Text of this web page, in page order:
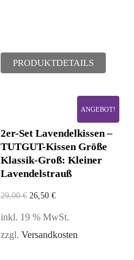
PRODUKTDETAILS
ANGEBOT!
2er-Set Lavendelkissen –
TUTGUT-Kissen Größe
Klassik-Groß: Kleiner
Lavendelstrauß
29,00€ 26,50 €
inkl. 19 % MwSt.
zzgl. Versandkosten